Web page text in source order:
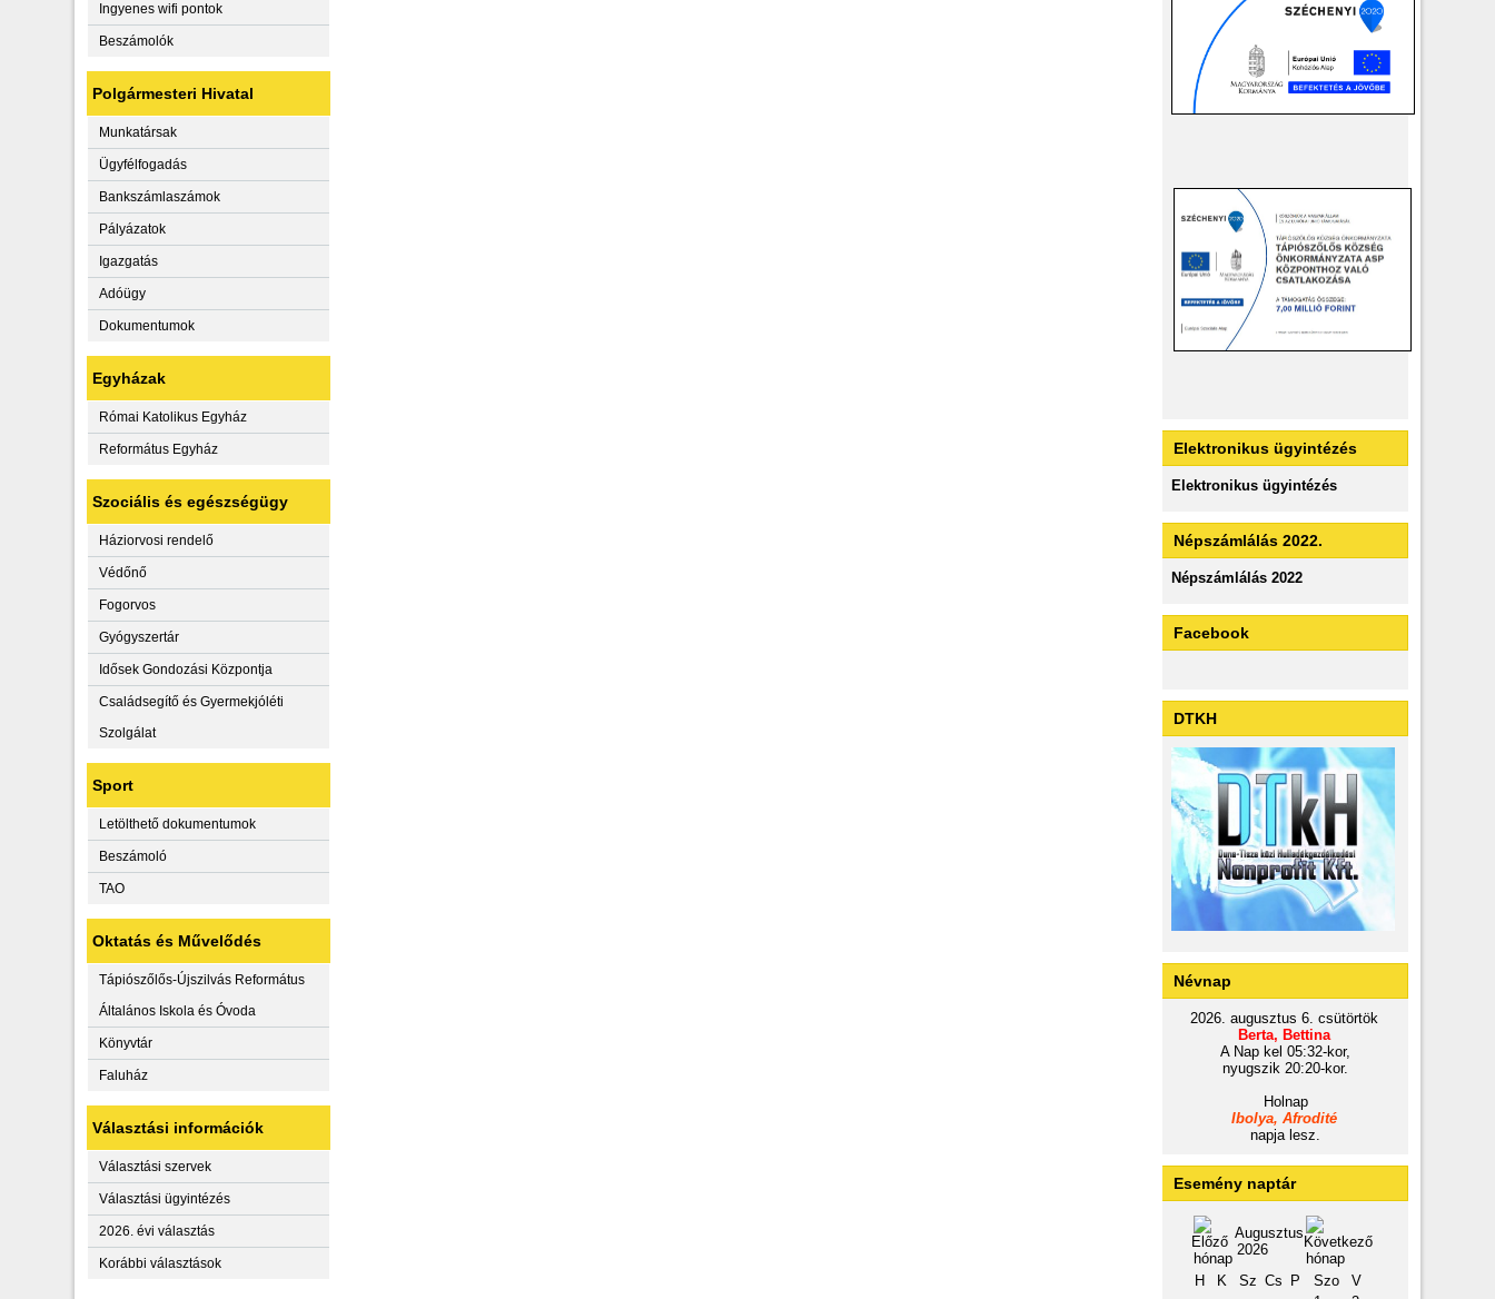
Ingyenes wifi pontok
Beszámolók
Polgármesteri Hivatal
Munkatársak
Ügyfélfogadás
Bankszámlaszámok
Pályázatok
Igazgatás
Adóügy
Dokumentumok
Egyházak
Római Katolikus Egyház
Református Egyház
Szociális és egészségügy
Háziorvosi rendelő
Védőnő
Fogorvos
Gyógyszertár
Idősek Gondozási Központja
Családsegítő és Gyermekjóléti
Szolgálat
Sport
Letölthető dokumentumok
Beszámoló
TAO
Oktatás és Művelődés
Tápiószőlős-Újszilvás Református
Általános Iskola és Óvoda
Könyvtár
Faluház
Választási információk
Választási szervek
Választási ügyintézés
2026. évi választás
Korábbi választások
Elektronikus ügyintézés
Elektronikus ügyintézés
Népszámlálás 2022.
Népszámlálás 2022
Facebook
DTKH
Névnap
2026. augusztus 6. csütörtök
Berta, Bettina
A Nap kel 05:32-kor,
nyugszik 20:20-kor.
Holnap
Ibolya, Afrodité
napja lesz.
Esemény naptár
Augusztus
2026
H
K Sz Cs P Szo
V